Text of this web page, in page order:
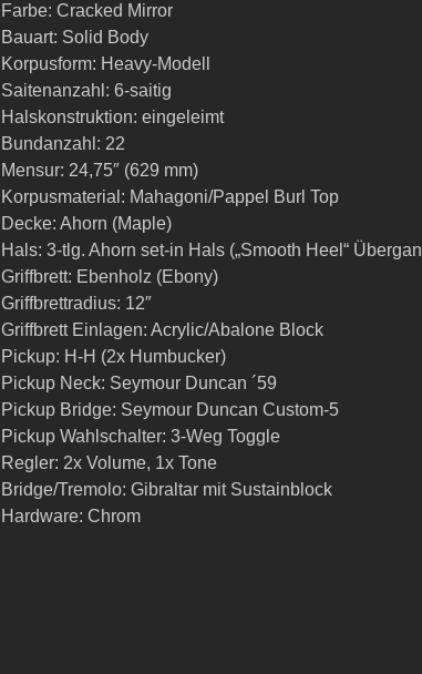
Farbe: Cracked Mirror
Bauart: Solid Body
Korpusform: Heavy-Modell
Saitenanzahl: 6-saitig
Halskonstruktion: eingeleimt
Bundanzahl: 22
Mensur: 24,75″ (629 mm)
Korpusmaterial: Mahagoni/Pappel Burl Top
Decke: Ahorn (Maple)
Hals: 3-tlg. Ahorn set-in Hals („Smooth Heel“
Griffbrett: Ebenholz (Ebony)
Griffbrettradius: 12″
Griffbrett Einlagen: Acrylic/Abalone Block
Pickup: H-H (2x Humbucker)
Pickup Neck: Seymour Duncan ´59
Pickup Bridge: Seymour Duncan Custom-5
Pickup Wahlschalter: 3-Weg Toggle
Regler: 2x Volume, 1x Tone
Bridge/Tremolo: Gibraltar mit Sustainblock
Hardware: Chrom